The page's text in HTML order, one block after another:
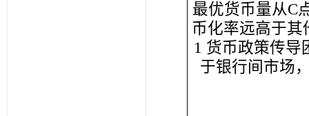
最优货币量从C
币化率远高于其
1 货币政策传导
于银行间市场